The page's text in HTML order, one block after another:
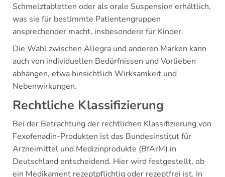
Schmelztabletten oder als orale Suspension erhältlich,
was sie für bestimmte Patientengruppen
ansprechender macht, insbesondere für Kinder.
Die Wahl zwischen Allegra und anderen Marken kann
auch von individuellen Bedürfnissen und Vorlieben
abhängen, etwa hinsichtlich Wirksamkeit und
Nebenwirkungen.
Rechtliche Klassifizierung
Bei der Betrachtung der rechtlichen Klassifizierung von
Fexofenadin-Produkten ist das Bundesinstitut für
Arzneimittel und Medizinprodukte (BfArM) in
Deutschland entscheidend. Hier wird festgestellt, ob
ein Medikament rezeptpflichtig oder rezeptfrei ist. In